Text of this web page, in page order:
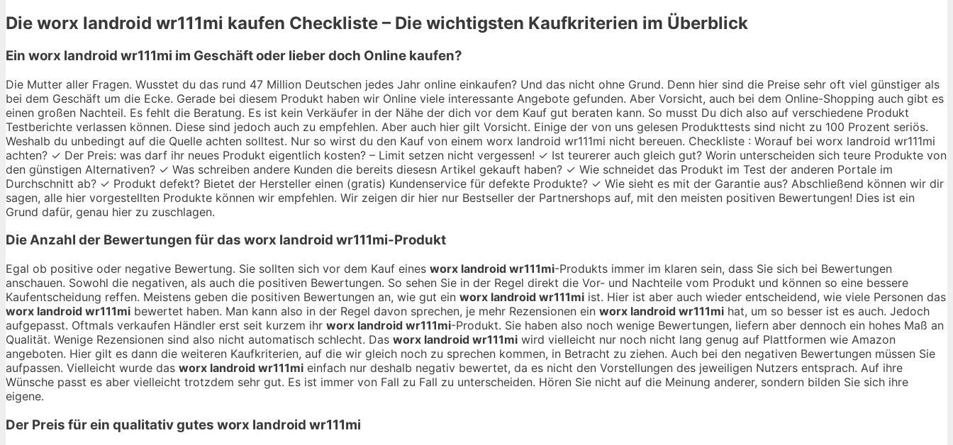
Die worx landroid wr111mi kaufen Checkliste – Die wichtigsten Kaufkriterien im Überblick
Ein worx landroid wr111mi im Geschäft oder lieber doch Online kaufen?
Die Mutter aller Fragen. Wusstet du das rund 47 Million Deutschen jedes Jahr online einkaufen? Und das nicht ohne Grund. Denn hier sind die Preise sehr oft viel günstiger als
bei dem Geschäft um die Ecke. Gerade bei diesem Produkt haben wir Online viele interessante Angebote gefunden. Aber Vorsicht, auch bei dem Online-Shopping auch gibt es
einen großen Nachteil. Es fehlt die Beratung. Es ist kein Verkäufer in der Nähe der dich vor dem Kauf gut beraten kann. So musst Du dich also auf verschiedene Produkt
Testberichte verlassen können. Diese sind jedoch auch zu empfehlen. Aber auch hier gilt Vorsicht. Einige der von uns gelesen Produkttests sind nicht zu 100 Prozent seriös.
Weshalb du unbedingt auf die Quelle achten solltest. Nur so wirst du den Kauf von einem worx landroid wr111mi nicht bereuen. Checkliste : Worauf bei worx landroid wr111mi
achten? ✓ Der Preis: was darf ihr neues Produkt eigentlich kosten? – Limit setzen nicht vergessen! ✓ Ist teurerer auch gleich gut? Worin unterscheiden sich teure Produkte von
den günstigen Alternativen? ✓ Was schreiben andere Kunden die bereits diesesn Artikel gekauft haben? ✓ Wie schneidet das Produkt im Test der anderen Portale im
Durchschnitt ab? ✓ Produkt defekt? Bietet der Hersteller einen (gratis) Kundenservice für defekte Produkte? ✓ Wie sieht es mit der Garantie aus? Abschließend können wir dir
sagen, alle hier vorgestellten Produkte können wir empfehlen. Wir zeigen dir hier nur Bestseller der Partnershops auf, mit den meisten positiven Bewertungen! Dies ist ein
Grund dafür, genau hier zu zuschlagen.
Die Anzahl der Bewertungen für das worx landroid wr111mi-Produkt
Egal ob positive oder negative Bewertung. Sie sollten sich vor dem Kauf eines worx landroid wr111mi-Produkts immer im klaren sein, dass Sie sich bei Bewertungen
anschauen. Sowohl die negativen, als auch die positiven Bewertungen. So sehen Sie in der Regel direkt die Vor- und Nachteile vom Produkt und können so eine bessere
Kaufentscheidung reffen. Meistens geben die positiven Bewertungen an, wie gut ein worx landroid wr111mi ist. Hier ist aber auch wieder entscheidend, wie viele Personen das
worx landroid wr111mi bewertet haben. Man kann also in der Regel davon sprechen, je mehr Rezensionen ein worx landroid wr111mi hat, um so besser ist es auch. Jedoch
aufgepasst. Oftmals verkaufen Händler erst seit kurzem ihr worx landroid wr111mi-Produkt. Sie haben also noch wenige Bewertungen, liefern aber dennoch ein hohes Maß an
Qualität. Wenige Rezensionen sind also nicht automatisch schlecht. Das worx landroid wr111mi wird vielleicht nur noch nicht lang genug auf Plattformen wie Amazon
angeboten. Hier gilt es dann die weiteren Kaufkriterien, auf die wir gleich noch zu sprechen kommen, in Betracht zu ziehen. Auch bei den negativen Bewertungen müssen Sie
aufpassen. Vielleicht wurde das worx landroid wr111mi einfach nur deshalb negativ bewertet, da es nicht den Vorstellungen des jeweiligen Nutzers entsprach. Auf ihre
Wünsche passt es aber vielleicht trotzdem sehr gut. Es ist immer von Fall zu Fall zu unterscheiden. Hören Sie nicht auf die Meinung anderer, sondern bilden Sie sich ihre
eigene.
Der Preis für ein qualitativ gutes worx landroid wr111mi